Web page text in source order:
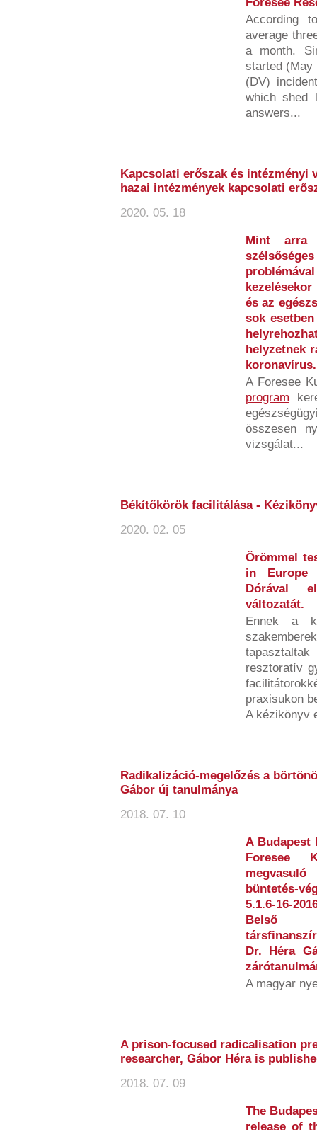
According
average
a month.
started (May
(DV)
which shed
answers...
Kapcsolati erőszak és intézményi
hazai intézmények kapcsolati
2020. 05. 18
Mint arra
és az
sok
helyzetnek
koronavírus.
A Foresee
program
összesen
vizsgálat...
Békítőkörök facilitálása -
2020. 02. 05
Örömmel
in Europe
Dórával
változatát.
Ennek a
resztoratív
praxisukon
A kézikönyv
Radikalizáció-megelőzés a
Gábor új tanulmánya
2018. 07. 10
A Budapest
Foresee
büntetés-
5.1.6-16-
Belső
Dr. Héra
A magyar
A prison-focused radicalisation
researcher, Gábor Héra is
2018. 07. 09
The
release of